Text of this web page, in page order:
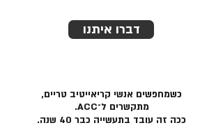
דברו איתנו
כשמחפשים אנשי קריאייטיב טריים,
מתקשרים ל־ACC.
ככה זה עובד בתעשייה כבר 40 שנה.